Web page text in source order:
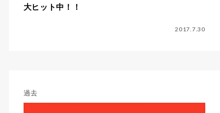
大ヒット中！！
2017.7.30
過去